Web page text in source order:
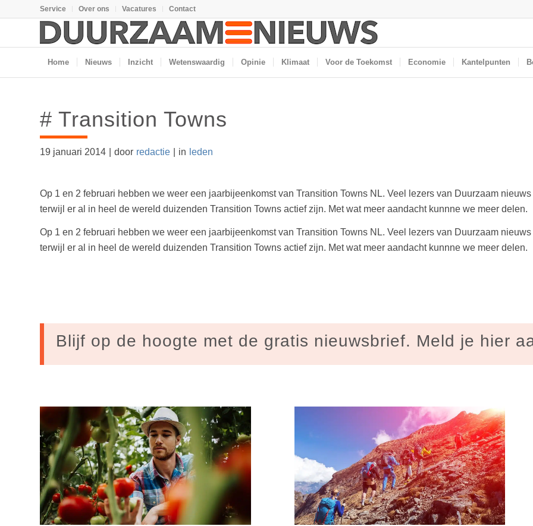
Service Over ons Vacatures Contact
Home Nieuws Inzicht Wetenswaardig Opinie Klimaat Voor de Toekomst Economie Kantelpunten
# Transition Towns
19 januari 2014 door redactie in leden
Op 1 en 2 februari hebben we weer een jaarbijeenkomst van Transition Towns NL. Veel lezers van Duurzaam
terwijl er al in heel de wereld duizenden Transition Towns actief zijn. Met wat meer aandacht kunnne we meer delen.
Op 1 en 2 februari hebben we weer een jaarbijeenkomst van Transition Towns NL. Veel lezers van Duurzaam
terwijl er al in heel de wereld duizenden Transition Towns actief zijn. Met wat meer aandacht kunnne we meer delen.
Blijf op de hoogte met de gratis nieuwsbrief. Meld je hier